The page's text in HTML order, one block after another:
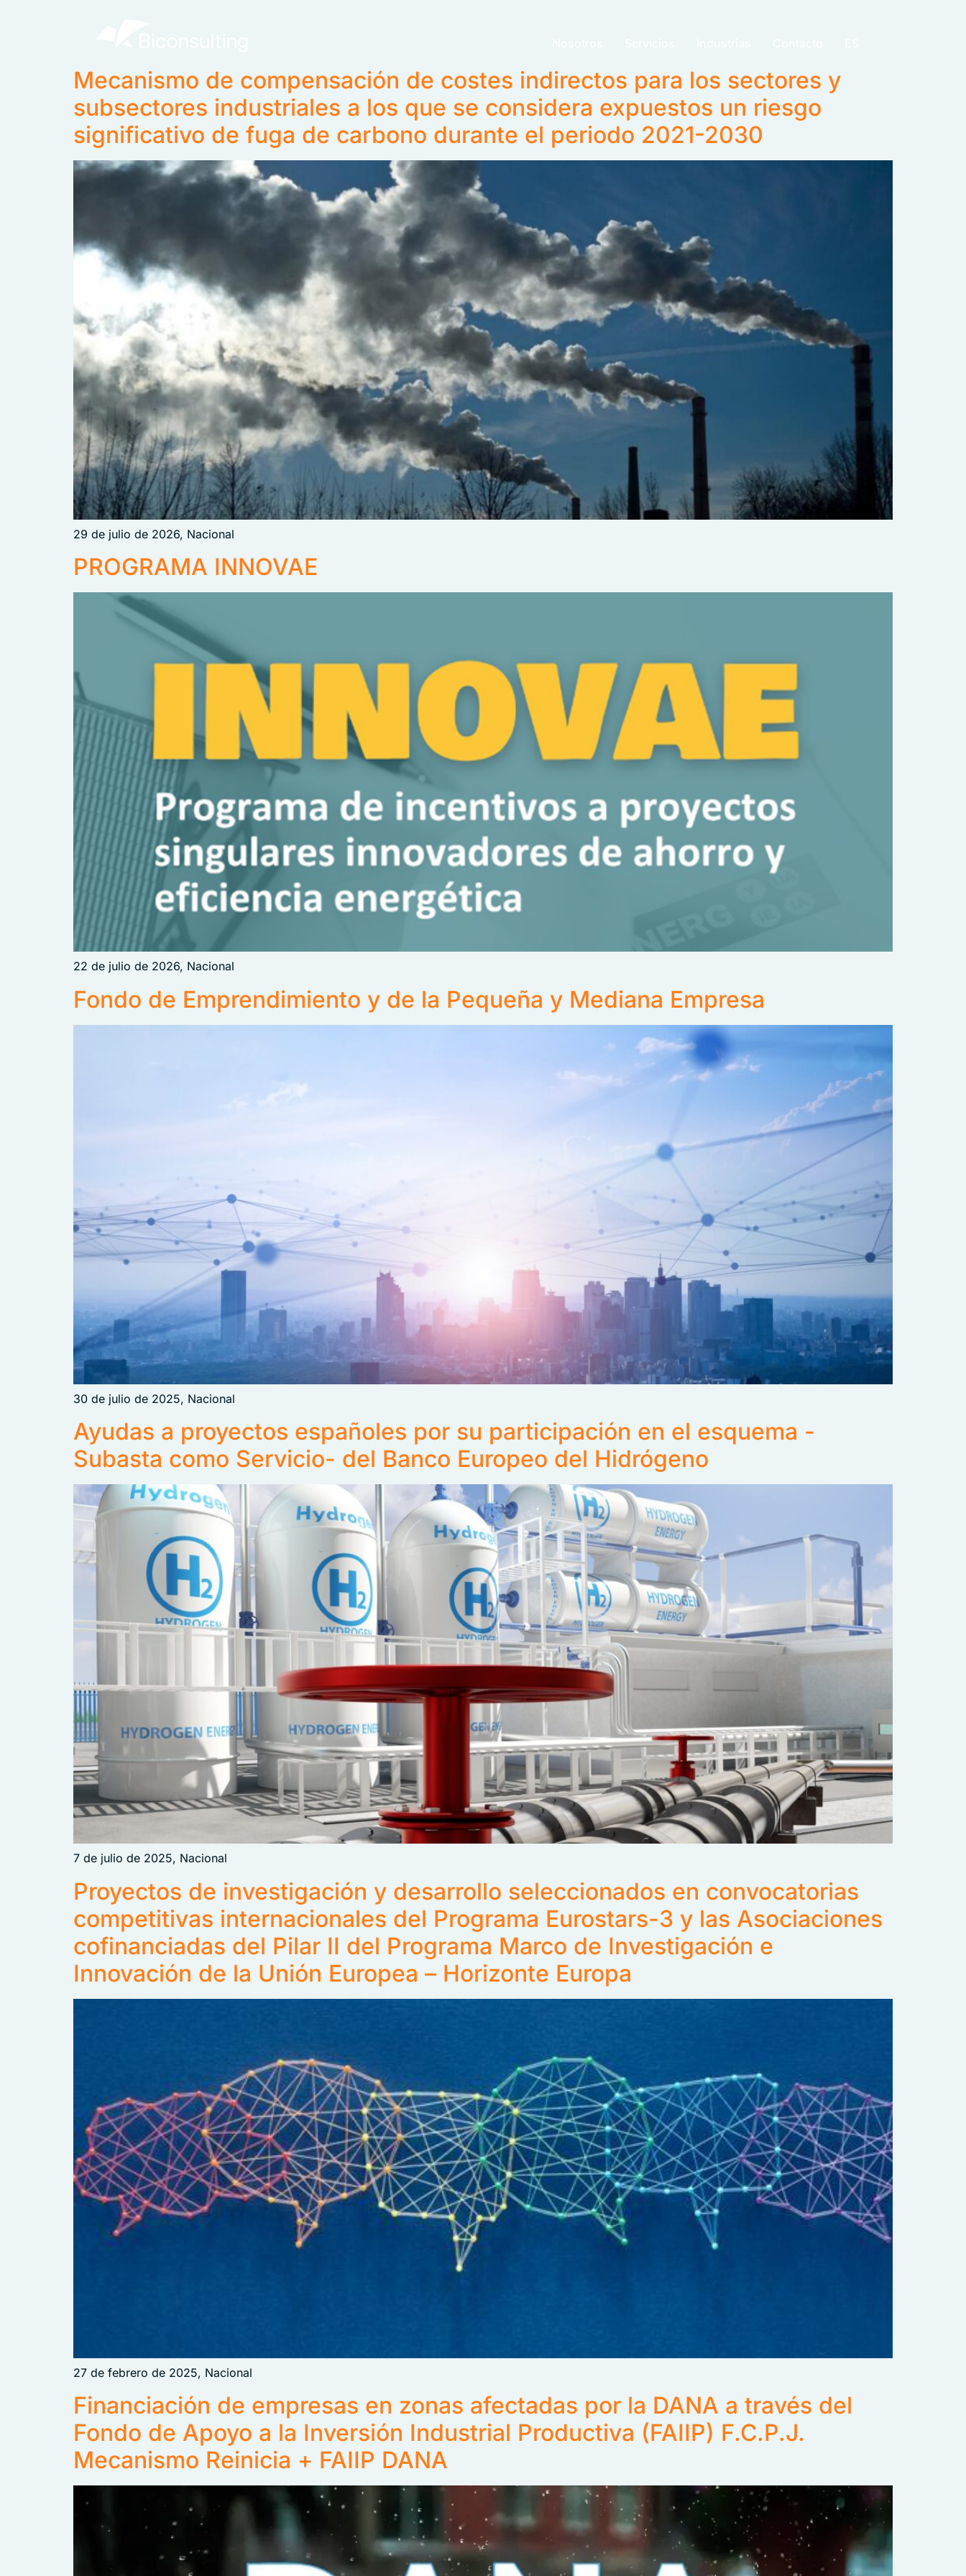
Mecanismo de compensación de costes indirectos para los sectores y
subsectores industriales a los que se considera expuestos un riesgo
significativo de fuga de carbono durante el periodo 2021-2030
29 de julio de 2026, Nacional
PROGRAMA INNOVAE
22 de julio de 2026, Nacional
Fondo de Emprendimiento y de la Pequeña y Mediana Empresa
30 de julio de 2025, Nacional
Ayudas a proyectos españoles por su participación en el esquema -
Subasta como Servicio- del Banco Europeo del Hidrógeno
7 de julio de 2025, Nacional
Proyectos de investigación y desarrollo seleccionados en convocatorias
competitivas internacionales del Programa Eurostars-3 y las Asociaciones
cofinanciadas del Pilar II del Programa Marco de Investigación e
Innovación de la Unión Europea – Horizonte Europa
27 de febrero de 2025, Nacional
Financiación de empresas en zonas afectadas por la DANA a través del
Fondo de Apoyo a la Inversión Industrial Productiva (FAIIP) F.C.P.J.
Mecanismo Reinicia + FAIIP DANA